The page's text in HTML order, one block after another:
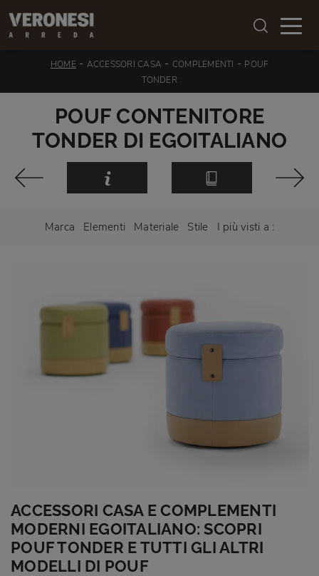
HOME - ACCESSORI CASA - COMPLEMENTI - POUF
TONDER
POUF CONTENITORE
TONDER DI EGOITALIANO
Marca Elementi Materiale Stile I più visti a :
ACCESSORI CASA E COMPLEMENTI
MODERNI EGOITALIANO: SCOPRI
POUF TONDER E TUTTI GLI ALTRI
MODELLI DI POUF